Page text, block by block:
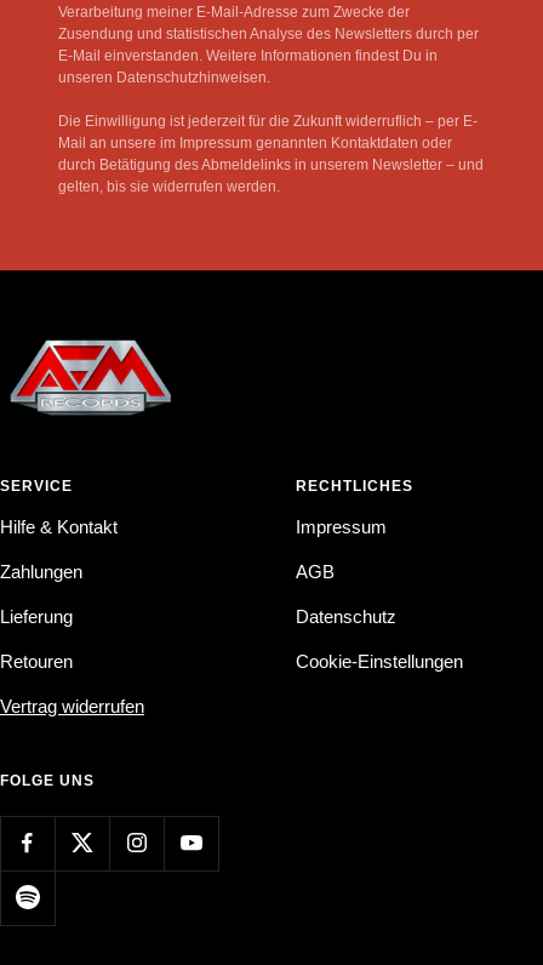
Verarbeitung meiner E-Mail-Adresse zum Zwecke der
Zusendung und statistischen Analyse des Newsletters durch per
E-Mail einverstanden. Weitere Informationen findest Du in
unseren Datenschutzhinweisen.
Die Einwilligung ist jederzeit für die Zukunft widerruflich – per E-
Mail an unsere im Impressum genannten Kontaktdaten oder
durch Betätigung des Abmeldelinks in unserem Newsletter – und
gelten, bis sie widerrufen werden.
SERVICE
Hilfe & Kontakt
Zahlungen
Lieferung
Retouren
Vertrag widerrufen
RECHTLICHES
Impressum
AGB
Datenschutz
Cookie-Einstellungen
FOLGE UNS